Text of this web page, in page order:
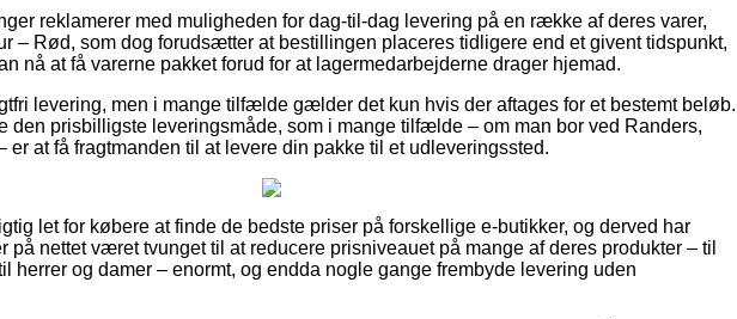
reklamerer med muligheden for dag-til-dag levering på en række af deres varer,
– Rød, som dog forudsætter at bestillingen placeres tidligere end et givent tidspunkt,
nå at få varerne pakket forud for at lagermedarbejderne drager hjemad.
levering, men i mange tilfælde gælder det kun hvis der aftages for et bestemt beløb. I
den prisbilligste leveringsmåde, som i mange tilfælde – om man bor ved Randers,
er at få fragtmanden til at levere din pakke til et udleveringssted.
let for købere at finde de bedste priser på forskellige e-butikker, og derved har
på nettet været tvunget til at reducere prisniveauet på mange af deres produkter – til
herrer og damer – enormt, og endda nogle gange frembyde levering uden